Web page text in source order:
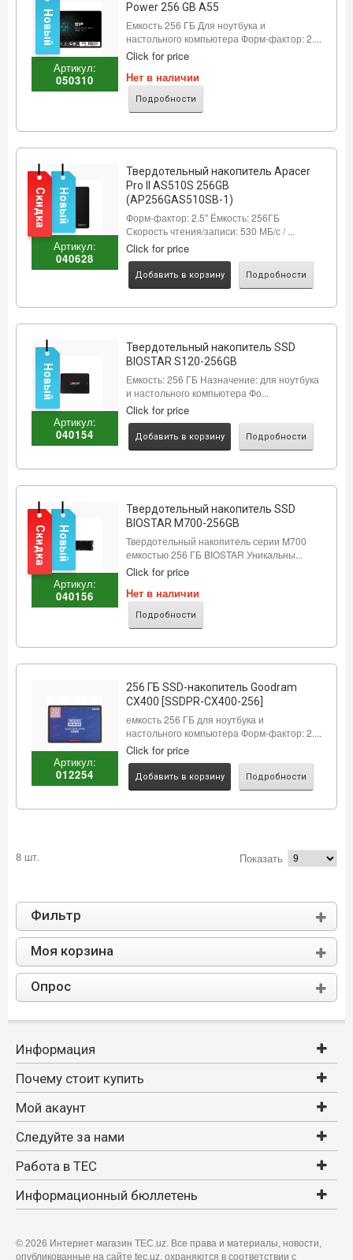
Артикул:
050310
Power 256 GB A55
Емкость 256 ГБ Для ноутбука и
настольного компьютера Форм-фактор: 2....
Click for price
Нет в наличии
Подробности
Новый
Артикул:
040628
Твердотельный накопитель Apacer
Pro II AS510S 256GB
(AP256GAS510SB-1)
Форм-фактор: 2.5" Ёмкость: 256ГБ
Скорость чтения/записи: 530 МБ/с / ...
Click for price
Добавить в корзину Подробности
Новый
Скидка
Артикул:
040154
Твердотельный накопитель SSD
BIOSTAR S120-256GB
Емкость: 256 ГБ Назначение: для ноутбука
и настольного компьютера Фо...
Click for price
Добавить в корзину Подробности
Новый
Артикул:
040156
Твердотельный накопитель SSD
BIOSTAR M700-256GB
Твердотельный накопитель серии M700
емкостью 256 ГБ BIOSTAR Уникальны...
Click for price
Нет в наличии
Подробности
Новый
Скидка
Артикул:
012254
256 ГБ SSD-накопитель Goodram
CX400 [SSDPR-CX400-256]
емкость 256 ГБ для ноутбука и
настольного компьютера Форм-фактор: 2....
Click for price
Добавить в корзину Подробности
8 шт. Показать
Фильтр
Моя корзина
Опрос
Информация
Почему стоит купить
Мой акаунт
Следуйте за нами
Работа в TEC
Информационный бюллетень
© 2026 Интернет магазин TEC.uz. Все права и материалы, новости,
опубликованные на сайте tec.uz, охраняются в соответствии с